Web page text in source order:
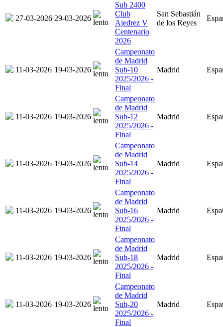
27-03-2026 29-03-2026
Sub 2400
Club
Ajedrez V
Centenario
2026
San Sebastián
de los Reyes
11-03-2026 19-03-2026
Campeonato
de Madrid
Sub-10
2025/2026 -
Final
Madrid
11-03-2026 19-03-2026
Campeonato
de Madrid
Sub-12
2025/2026 -
Final
Madrid
11-03-2026 19-03-2026
Campeonato
de Madrid
Sub-14
2025/2026 -
Final
Madrid
11-03-2026 19-03-2026
Campeonato
de Madrid
Sub-16
2025/2026 -
Final
Madrid
11-03-2026 19-03-2026
Campeonato
de Madrid
Sub-18
2025/2026 -
Final
Madrid
11-03-2026 19-03-2026
Campeonato
de Madrid
Sub-20
2025/2026 -
Final
Madrid